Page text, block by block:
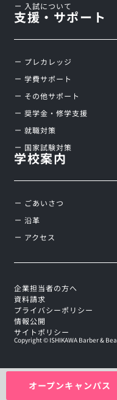
オープンキャンパス
入試について
支援・サポート
プレカレッジ
学費サポート
その他サポート
奨学金・修学支援
就職対策
国家試験対策
学校案内
ごあいさつ
沿革
アクセス
企業担当者の方へ
資料請求
プライバシーポリシー
情報公開
サイトポリシー
Copyright © ISHIKAWA Barber &